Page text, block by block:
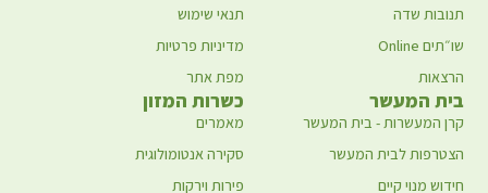
תנאי שימוש
מדיניות פרטיות
מפת אתר
תנובות שדה
שו״תים Online
הרצאות
כשרות המזון
מאמרים
סקירה אנטומולוגית
פירות וירקות
בית המעשר
קרן המעשרות - בית המעשר
הצטרפות לבית המעשר
חידוש מנוי קיים